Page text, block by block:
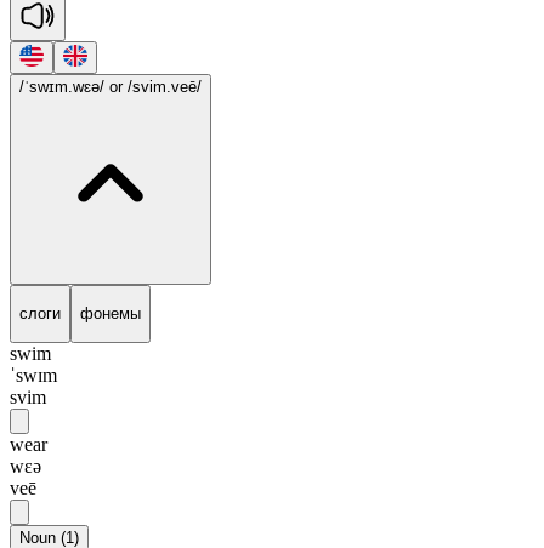
/ˈswɪm.wɛə/ or /svim.veē/
слоги фонемы
swim
ˈswɪm
svim
wear
wɛə
veē
Noun (1)